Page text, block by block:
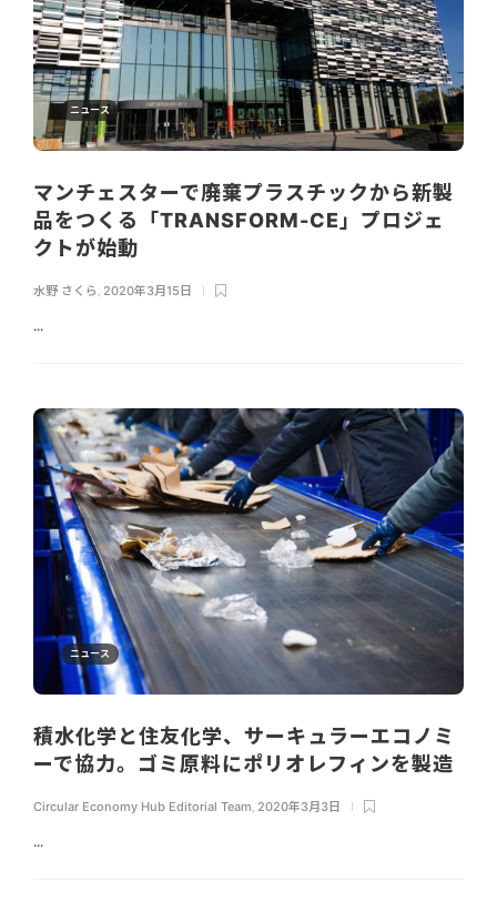
ニュース
マンチェスターで廃棄プラスチックから新製
品をつくる「TRANSFORM-CE」プロジェ
クトが始動
水野 さくら 2020年3月15日
...
ニュース
積水化学と住友化学、サーキュラーエコノミ
ーで協力。ゴミ原料にポリオレフィンを製造
Circular Economy Hub Editorial Team, 2020年3月3日
...